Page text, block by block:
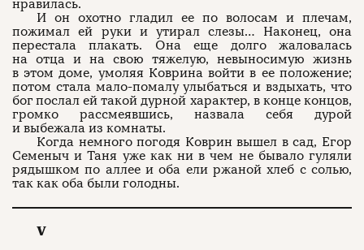
нравилась.
И он охотно гладил ее по волосам и плечам,
пожимал ей руки и утирал слезы… Наконец, она
перестала плакать. Она еще долго жаловалась
на отца и на свою тяжелую, невыносимую жизнь
в этом доме, умоляя Коврина войти в ее положение;
потом стала мало-помалу улыбаться и вздыхать, что
бог послал ей такой дурной характер, в конце концов,
громко рассмеявшись, назвала себя дурой
и выбежала из комнаты.
Когда немного погодя Коврин вышел в сад, Егор
Семеныч и Таня уже как ни в чем не бывало гуляли
рядышком по аллее и оба ели ржаной хлеб с солью,
так как оба были голодны.
V